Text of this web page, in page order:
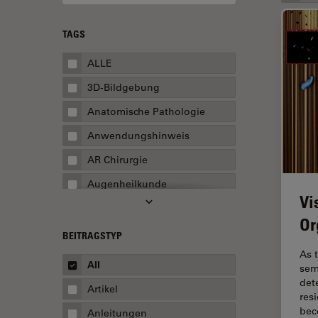
TAGS
ALLE
3D-Bildgebung
Anatomische Pathologie
Anwendungshinweis
AR Chirurgie
Augenheilkunde
Augmented Reality
Ausbildung
Transport
BEITRAGSTYP
All
Artikel
Anleitungen
As